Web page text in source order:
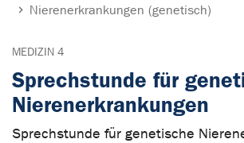
Nierenerkrankungen (genetisch)
MEDIZIN 4
Sprechstunde für
Nierenerkrankungen
Sprechstunde für genetische